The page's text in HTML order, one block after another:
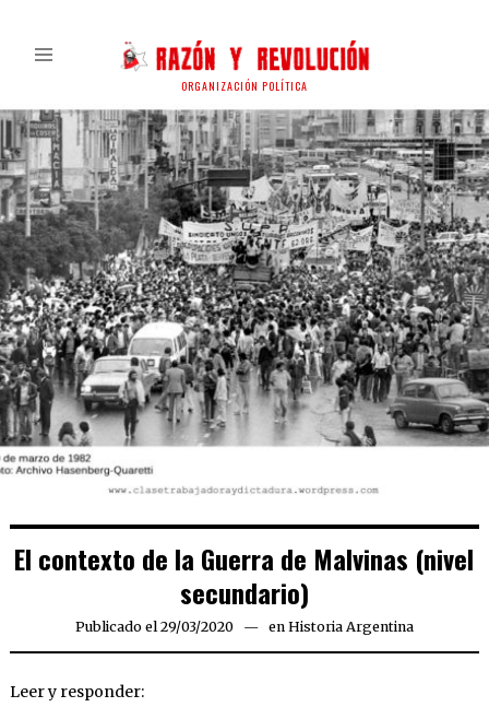
ORGANIZACIÓN POLÍTICA
El contexto de la Guerra de Malvinas (nivel
secundario)
Publicado el 29/03/202013/08/2021
en Historia Argentina
Leer y responder: